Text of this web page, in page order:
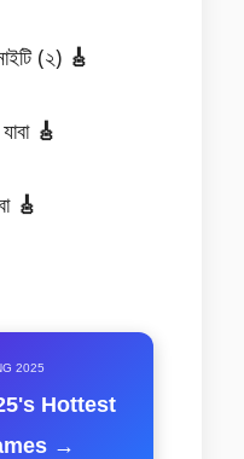
(২) 🎸
যাবা 🎸
🎸
2025
Hottest
→